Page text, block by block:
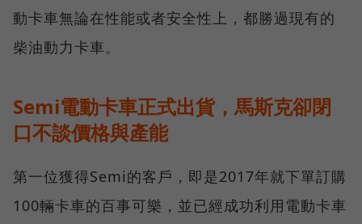
動卡車無論在性能或者安全性上，都勝過現有的
柴油動力卡車。
Semi電動卡車正式出貨，馬斯克卻閉
口不談價格與產能
第一位獲得Semi的客戶，即是2017年就下單訂購
100輛卡車的百事可樂，並已經成功利用電動卡車